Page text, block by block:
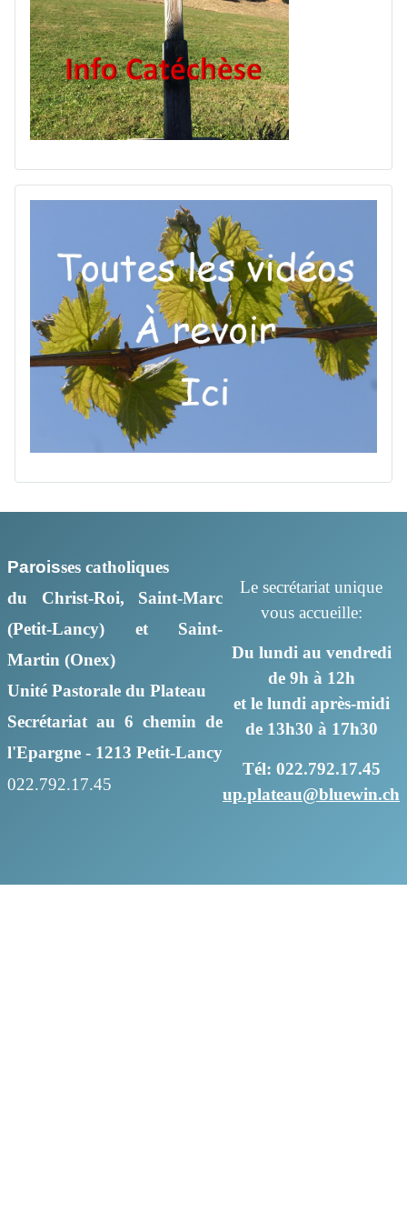
Paroisses catholiques
du Christ-Roi, Saint-Marc
(Petit-Lancy) et Saint-
Martin (Onex)
Unité Pastorale du Plateau
Secrétariat au 6 chemin de
l'Epargne - 1213 Petit-Lancy
022.792.17.45
Le secrétariat unique
vous accueille:
Du lundi au vendredi
de 9h à 12h
et le lundi après-midi
de 13h30 à 17h30
Tél: 022.792.17.45
up.plateau@bluewin.ch